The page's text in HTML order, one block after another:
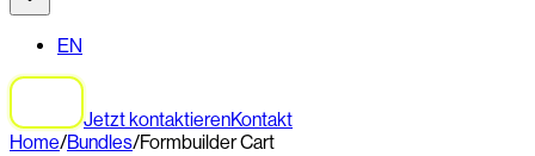
EN
Jetzt kontaktierenKontakt
Home/Bundles/Formbuilder Cart